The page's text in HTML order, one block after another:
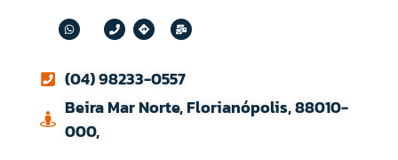
(04) 98233-0557
Beira Mar Norte, Florianópolis, 88010-
000,